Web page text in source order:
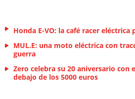
Honda E-VO: la café racer eléctrica
MUL.E: una moto eléctrica con
guerra
Zero celebra su 20 aniversario con
debajo de los 5000 euros